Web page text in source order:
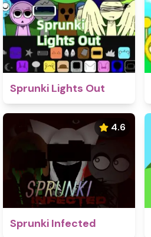
Sprunki Lights Out
4.6
Sprunki Infected